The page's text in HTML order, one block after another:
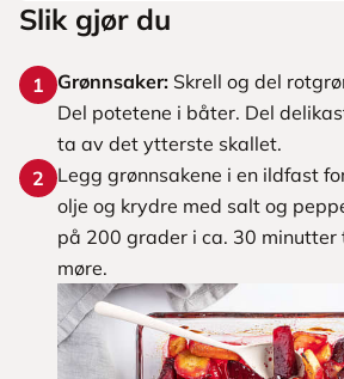
Slik gjør du
1 Grønnsaker: Skrell og del
Del potetene i båter. Del
ta av det ytterste skallet.
2
Legg grønnsakene i en ildfast
olje og krydre med salt og
på 200 grader i ca. 30 minutter
møre.